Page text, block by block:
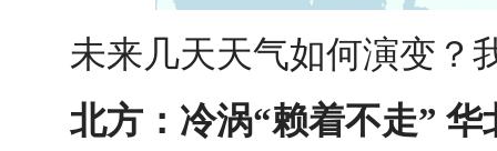
未来几天天气如何演变？
北方：冷涡“赖着不走”